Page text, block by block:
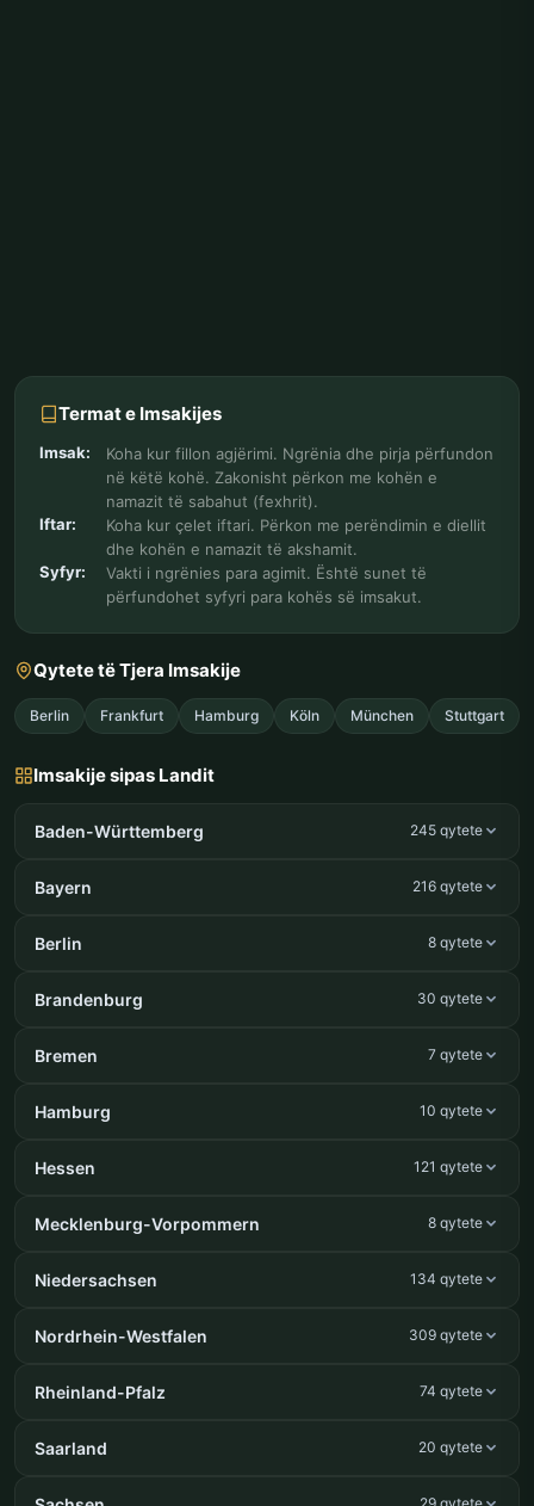
Termat e Imsakijes
Imsak:
Koha kur fillon agjërimi. Ngrënia dhe pirja përfundon
në këtë kohë. Zakonisht përkon me kohën e
namazit të sabahut (fexhrit).
Iftar:
Koha kur çelet iftari. Përkon me perëndimin e diellit
dhe kohën e namazit të akshamit.
Syfyr:
Vakti i ngrënies para agimit. Është sunet të
përfundohet syfyri para kohës së imsakut.
Qytete të Tjera Imsakije
Berlin Frankfurt Hamburg Köln München Stuttgart
Imsakije sipas Landit
Baden-Württemberg 245 qytete
Bayern 216 qytete
Berlin 8 qytete
Brandenburg 30 qytete
Bremen 7 qytete
Hamburg 10 qytete
Hessen 121 qytete
Mecklenburg-Vorpommern 8 qytete
Niedersachsen 134 qytete
Nordrhein-Westfalen 309 qytete
Rheinland-Pfalz 74 qytete
Saarland 20 qytete